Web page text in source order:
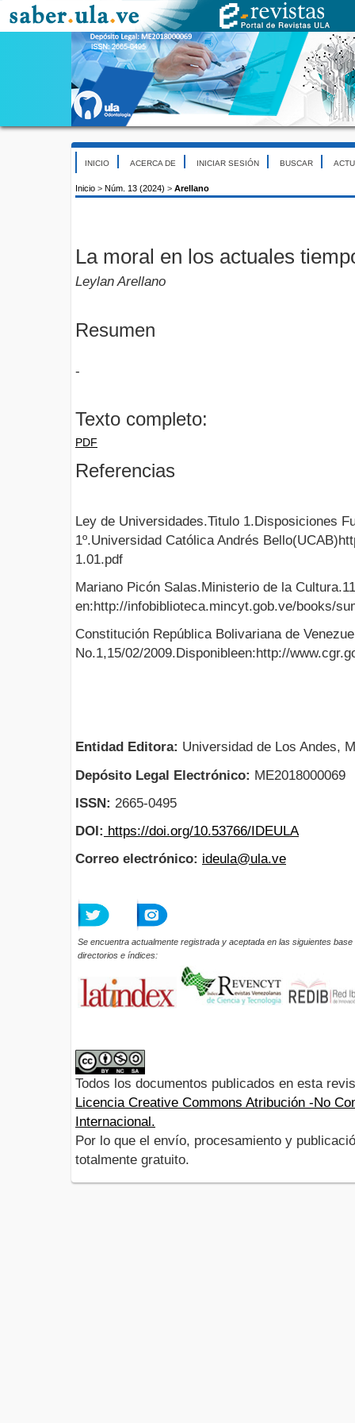
INICIO ACERCA DE INICIAR SESIÓN BUSCAR
Inicio > Núm. 13 (2024) > Arellano
La moral en los actuales
Leylan Arellano
Resumen
-
Texto completo:
PDF
Referencias
Ley de Universidades.Titulo 1.Disposiciones
1º.Universidad Católica Andrés
1.01.pdf
Mariano Picón Salas.Ministerio de la
en:http://infobiblioteca.mincyt.gob.ve/books/
Constitución República Bolivariana de
No.1,15/02/2009.Disponibleen:http://
Entidad Editora: Universidad de Los Andes,
Depósito Legal Electrónico: ME2018000069
ISSN: 2665-0495
DOI: https://doi.org/10.53766/IDEULA
Correo electrónico: ideula@ula.ve
Se encuentra actualmente registrada y aceptada en las siguientes base
directorios e índices:
Todos los documentos publicados en esta
Licencia Creative Commons Atribución -No
Internacional.
Por lo que el envío, procesamiento y
totalmente gratuito.